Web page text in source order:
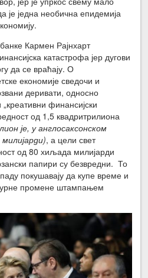
је једна необична епидемија
Кармен Рајнхарт
катастрофа јер дугови
да се враћају. О
економије сведочи и
деривати, односно
финансијски
од 1,5 квадритрилиона
је, у англосаксонском
, а цели свет
од 80 хиљада милијарди
папири су безвредни. То
покушавају да купе време и
промене штампањем